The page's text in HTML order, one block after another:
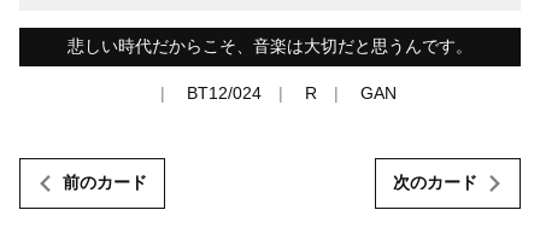
悲しい時代だからこそ、音楽は大切だと思うんです。
BT12/024 R GAN
前のカード 次のカード